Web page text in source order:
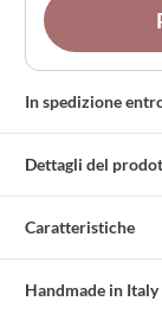
In spedizione
Dettagli del
Caratteristiche
Handmade in